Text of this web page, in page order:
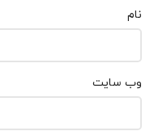
نام
وب‌ سایت